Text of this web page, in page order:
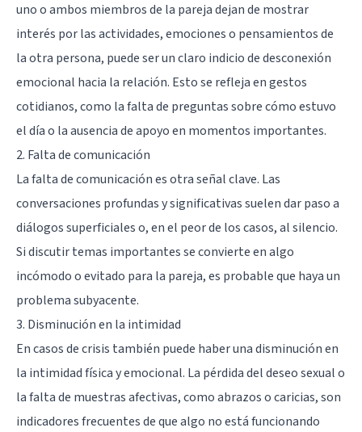
uno o ambos miembros de la pareja dejan de mostrar
interés por las actividades, emociones o pensamientos de
la otra persona, puede ser un claro indicio de desconexión
emocional hacia la relación. Esto se refleja en gestos
cotidianos, como la falta de preguntas sobre cómo estuvo
el día o la ausencia de apoyo en momentos importantes.
2. Falta de comunicación
La falta de comunicación es otra señal clave. Las
conversaciones profundas y significativas suelen dar paso a
diálogos superficiales o, en el peor de los casos, al silencio.
Si discutir temas importantes se convierte en algo
incómodo o evitado para la pareja, es probable que haya un
problema subyacente.
3. Disminución en la intimidad
En casos de crisis también puede haber una disminución en
la intimidad física y emocional. La pérdida del deseo sexual o
la falta de muestras afectivas, como abrazos o caricias, son
indicadores frecuentes de que algo no está funcionando